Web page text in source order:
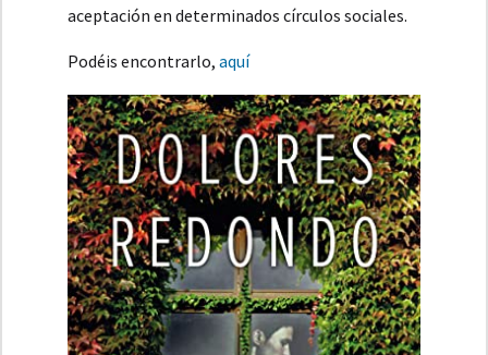
aceptación en determinados círculos sociales.
Podéis encontrarlo, aquí